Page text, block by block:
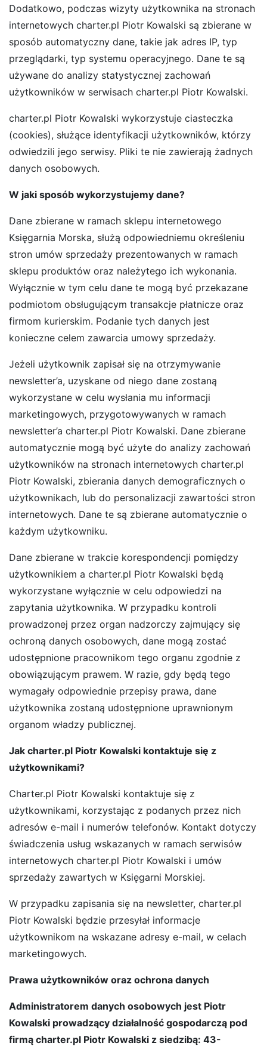
Dodatkowo, podczas wizyty użytkownika na stronach
internetowych charter.pl Piotr Kowalski są zbierane w
sposób automatyczny dane, takie jak adres IP, typ
przeglądarki, typ systemu operacyjnego. Dane te są
używane do analizy statystycznej zachowań
użytkowników w serwisach charter.pl Piotr Kowalski.
charter.pl Piotr Kowalski wykorzystuje ciasteczka
(cookies), służące identyfikacji użytkowników, którzy
odwiedzili jego serwisy. Pliki te nie zawierają żadnych
danych osobowych.
W jaki sposób wykorzystujemy dane?
Dane zbierane w ramach sklepu internetowego
Księgarnia Morska, służą odpowiedniemu określeniu
stron umów sprzedaży prezentowanych w ramach
sklepu produktów oraz należytego ich wykonania.
Wyłącznie w tym celu dane te mogą być przekazane
podmiotom obsługującym transakcje płatnicze oraz
firmom kurierskim. Podanie tych danych jest
konieczne celem zawarcia umowy sprzedaży.
Jeżeli użytkownik zapisał się na otrzymywanie
newsletter’a, uzyskane od niego dane zostaną
wykorzystane w celu wysłania mu informacji
marketingowych, przygotowywanych w ramach
newsletter’a charter.pl Piotr Kowalski. Dane zbierane
automatycznie mogą być użyte do analizy zachowań
użytkowników na stronach internetowych charter.pl
Piotr Kowalski, zbierania danych demograficznych o
użytkownikach, lub do personalizacji zawartości stron
internetowych. Dane te są zbierane automatycznie o
każdym użytkowniku.
Dane zbierane w trakcie korespondencji pomiędzy
użytkownikiem a charter.pl Piotr Kowalski będą
wykorzystane wyłącznie w celu odpowiedzi na
zapytania użytkownika. W przypadku kontroli
prowadzonej przez organ nadzorczy zajmujący się
ochroną danych osobowych, dane mogą zostać
udostępnione pracownikom tego organu zgodnie z
obowiązującym prawem. W razie, gdy będą tego
wymagały odpowiednie przepisy prawa, dane
użytkownika zostaną udostępnione uprawnionym
organom władzy publicznej.
Jak charter.pl Piotr Kowalski kontaktuje się z
użytkownikami?
Charter.pl Piotr Kowalski kontaktuje się z
użytkownikami, korzystając z podanych przez nich
adresów e-mail i numerów telefonów. Kontakt dotyczy
świadczenia usług wskazanych w ramach serwisów
internetowych charter.pl Piotr Kowalski i umów
sprzedaży zawartych w Księgarni Morskiej.
W przypadku zapisania się na newsletter, charter.pl
Piotr Kowalski będzie przesyłał informacje
użytkownikom na wskazane adresy e-mail, w celach
marketingowych.
Prawa użytkowników oraz ochrona danych
Administratorem danych osobowych jest Piotr
Kowalski prowadzący działalność gospodarczą pod
firmą charter.pl Piotr Kowalski z siedzibą: 43-